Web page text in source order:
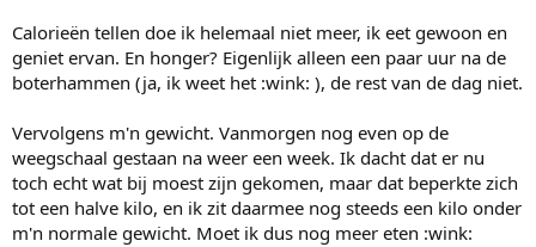
Calorieën tellen doe ik helemaal niet meer, ik eet gewoon en
geniet ervan. En honger? Eigenlijk alleen een paar uur na de
boterhammen (ja, ik weet het :wink: ), de rest van de dag niet.
Vervolgens m'n gewicht. Vanmorgen nog even op de
weegschaal gestaan na weer een week. Ik dacht dat er nu
toch echt wat bij moest zijn gekomen, maar dat beperkte zich
tot een halve kilo, en ik zit daarmee nog steeds een kilo onder
m'n normale gewicht. Moet ik dus nog meer eten :wink: